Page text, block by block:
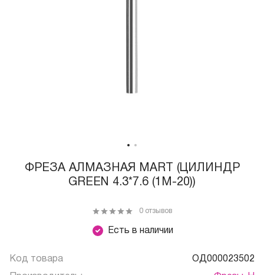
ФРЕЗА АЛМАЗНАЯ MART (ЦИЛИНДР
GREEN 4.3*7.6 (1М-20))
Есть в наличии
0 отзывов
Код товара ОД000023502